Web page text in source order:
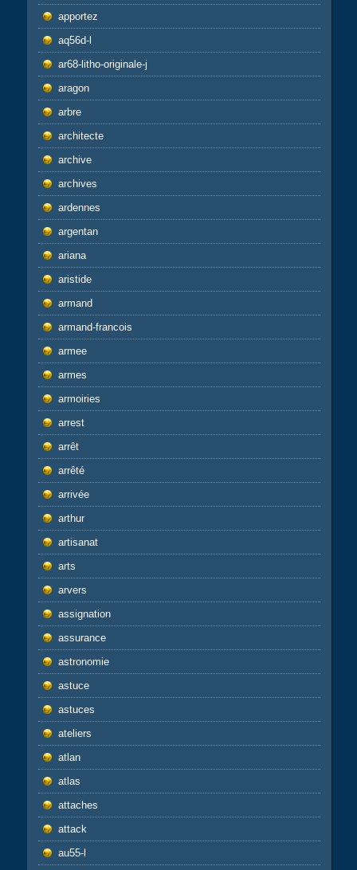
apportez
aq56d-l
ar68-litho-originale-j
aragon
arbre
architecte
archive
archives
ardennes
argentan
ariana
aristide
armand
armand-francois
armee
armes
armoiries
arrest
arrêt
arrêté
arrivée
arthur
artisanat
arts
arvers
assignation
assurance
astronomie
astuce
astuces
ateliers
atlan
atlas
attaches
attack
au55-l